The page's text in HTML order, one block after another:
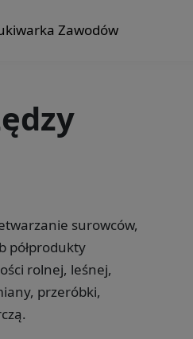
Zawodów
surowców,
półprodukty
rolnej, leśnej,
przeróbki,